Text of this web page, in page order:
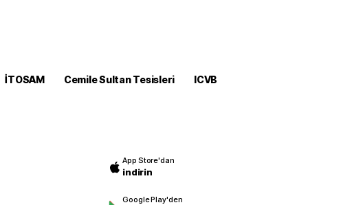
İTOSAM Cemile Sultan Tesisleri
ICVB
App Store'dan
indirin
Google Play'den